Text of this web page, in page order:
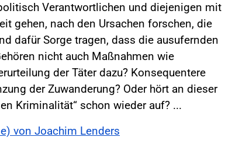
Verantwortlichen und diejenigen mit
gehen, nach den Ursachen forschen, die
dafür Sorge tragen, dass die ausufernden
nicht auch Maßnahmen wie
der Täter dazu? Konsequentere
der Zuwanderung? Oder hört an dieser
Kriminalität“ schon wieder auf? ...
von Joachim Lenders